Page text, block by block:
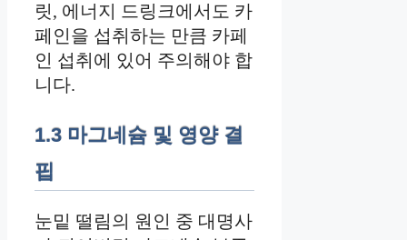
릿, 에너지 드링크에서도 카
페인을 섭취하는 만큼 카페
인 섭취에 있어 주의해야 합
니다.
1.3 마그네슘 및 영양 결
핍
눈밑 떨림의 원인 중 대명사